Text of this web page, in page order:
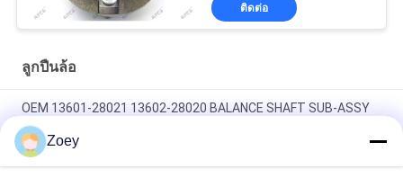
ติดต่อ
ลูกปืนล้อ
OEM 13601-28021 13602-28020 BALANCE SHAFT SUB-ASSY
FOR TOYOTA 2.4L L4 - Gas
OEM 2345A015 MR995034 CLUTCH MASTER ซิลินเดอร์สําหรับ
Zoey